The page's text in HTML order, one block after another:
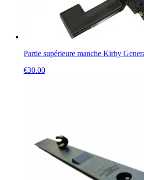
Partie supérieure manche Kirby
€30.00